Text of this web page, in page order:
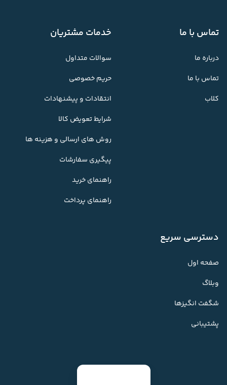
تماس با ما
درباره ما
تماس با ما
کلاب
خدمات مشتریان
سوالات متداول
حریم خصوصی
انتقادات و پیشنهادات
شرایط تعویض کالا
روش های ارسالی و هزینه ها
پیگیری سفارشات
راهنمای خرید
راهنمای پرداخت
دسترسی سریع
صفحه اول
وبلاگ
شگفت انگیزها
پشتیبانی